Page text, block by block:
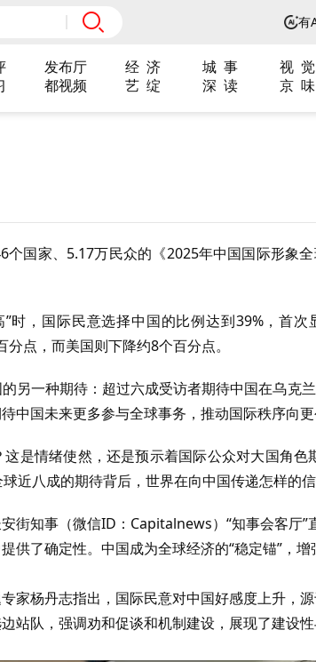
有
发布厅 经 济 城 事 视 觉
都视频 艺 绽 深 读 京 味
个国家、5.17万民众的《2025年中国国际形象
时，国际民意选择中国的比例达到39%，首
点，而美国则下降约8个百分点。
另一种期待：超过六成受访者期待中国在乌克
中国未来更多参与全球事务，推动国际秩序向更
是情绪使然，还是预示着国际公众对大国角色
近八成的期待背后，世界在向中国传递怎样的
街知事（微信ID：Capitalnews）“知事会客厅”
供了确定性。中国成为全球经济的“稳定锚”，
家杨丹志指出，国际民意对中国好感度上升，
站队，强调劝和促谈和机制建设，展现了建设性